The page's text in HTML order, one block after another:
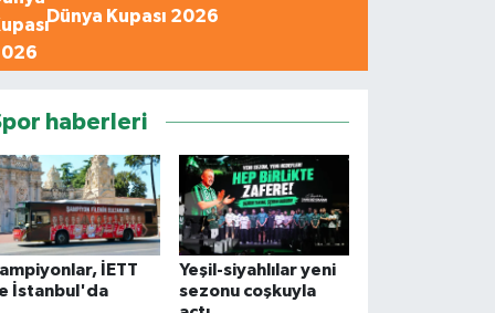
Dünya Kupası 2026
haberleri
İETT
İstanbul'da
Yeşil-siyahlılar yeni
sezonu coşkuyla